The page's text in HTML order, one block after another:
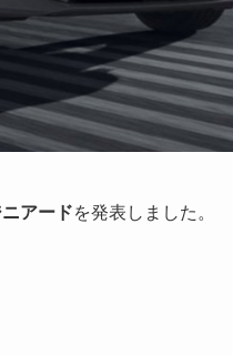
アードを発表しました。